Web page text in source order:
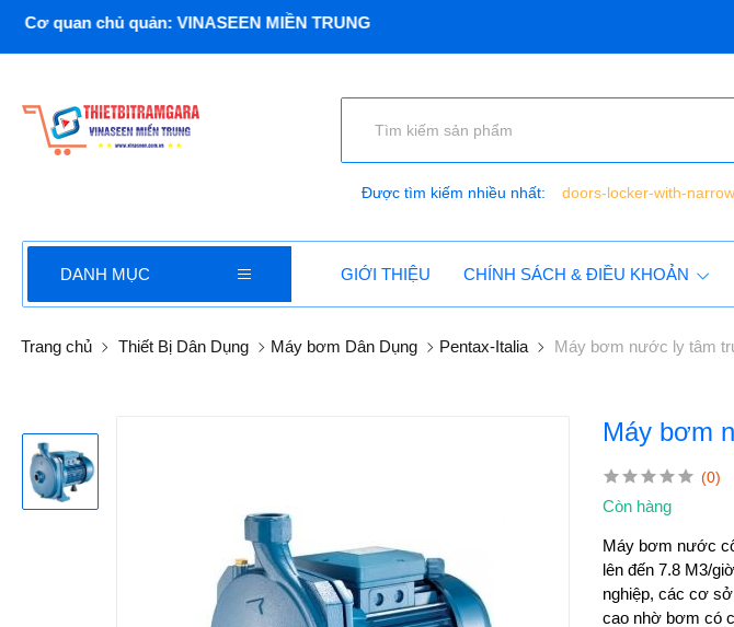
quản: VINASEEN MIỀN TRUNG
Được tìm kiếm nhiều nhất: doors-locker-with-
DANH MỤC GIỚI THIỆU CHÍNH SÁCH & ĐIỀU KHOẢN
Trang chủ Thiết Bị Dân Dụng Máy bơm Dân Dụng Pentax-Italia Máy bơm nước ly tâm
Máy bơm
(0)
Còn hàng
Máy bơm nước
lên đến 7.8 M3/
nghiệp, các cơ
cao nhờ bơm có